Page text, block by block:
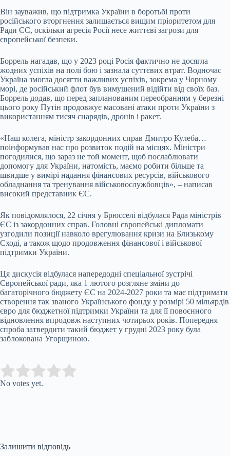
Він зауважив, що підтримка України в боротьбі проти
російського вторгнення залишається вищим пріоритетом для
Ради ЄС, оскільки агресія Росії несе життєві загрози для
європейської безпеки.
Боррель нагадав, що у 2023 році Росія фактично не досягла
жодних успіхів на полі бою і зазнала суттєвих втрат. Водночас
Україна змогла досягти важливих успіхів, зокрема у Чорному
морі, де російський флот був вимушений відійти від своїх баз.
Боррель додав, що перед запланованим переобранням у березні
цього року Путін продовжує масовані атаки проти України з
використанням тисяч снарядів, дронів і ракет.
«Наш колега, міністр закордонних справ Дмитро Кулеба…
поінформував нас про розвиток подій на місцях. Міністри
погодилися, що зараз не той момент, щоб послаблювати
допомогу для України, натомість, маємо робити більше та
швидше у вимірі надання фінансових ресурсів, військового
обладнання та тренування військовослужбовців», – написав
високий представник ЄС.
Як повідомлялося, 22 січня у Брюсселі відбулася Рада міністрів
ЄС із закордонних справ. Головні європейські дипломати
узгодили позиції навколо врегулювання кризи на Близькому
Сході, а також щодо продовження фінансової і військової
підтримки України.
Ця дискусія відбулася напередодні спеціальної зустрічі
Європейської ради, яка 1 лютого розгляне зміни до
багаторічного бюджету ЄС на 2024-2027 роки та має підтримати
створення так званого Українського фонду у розмірі 50 мільярдів
євро для бюджетної підтримки України та для її повоєнного
відновлення впродовж наступних чотирьох років. Попередня
спроба затвердити такий бюджет у грудні 2023 року була
заблокована Угорщиною.
Rate this item:
No votes yet.
Залишити відповідь